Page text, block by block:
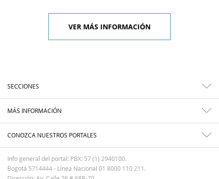
VER MÁS INFORMACIÓN
SECCIONES
MÁS INFORMACIÓN
CONOZCA NUESTROS PORTALES
Info general del portal: PBX: 57 (1) 2940100.
Bogotá 5714444 - Línea Nacional 01 8000 110 211.